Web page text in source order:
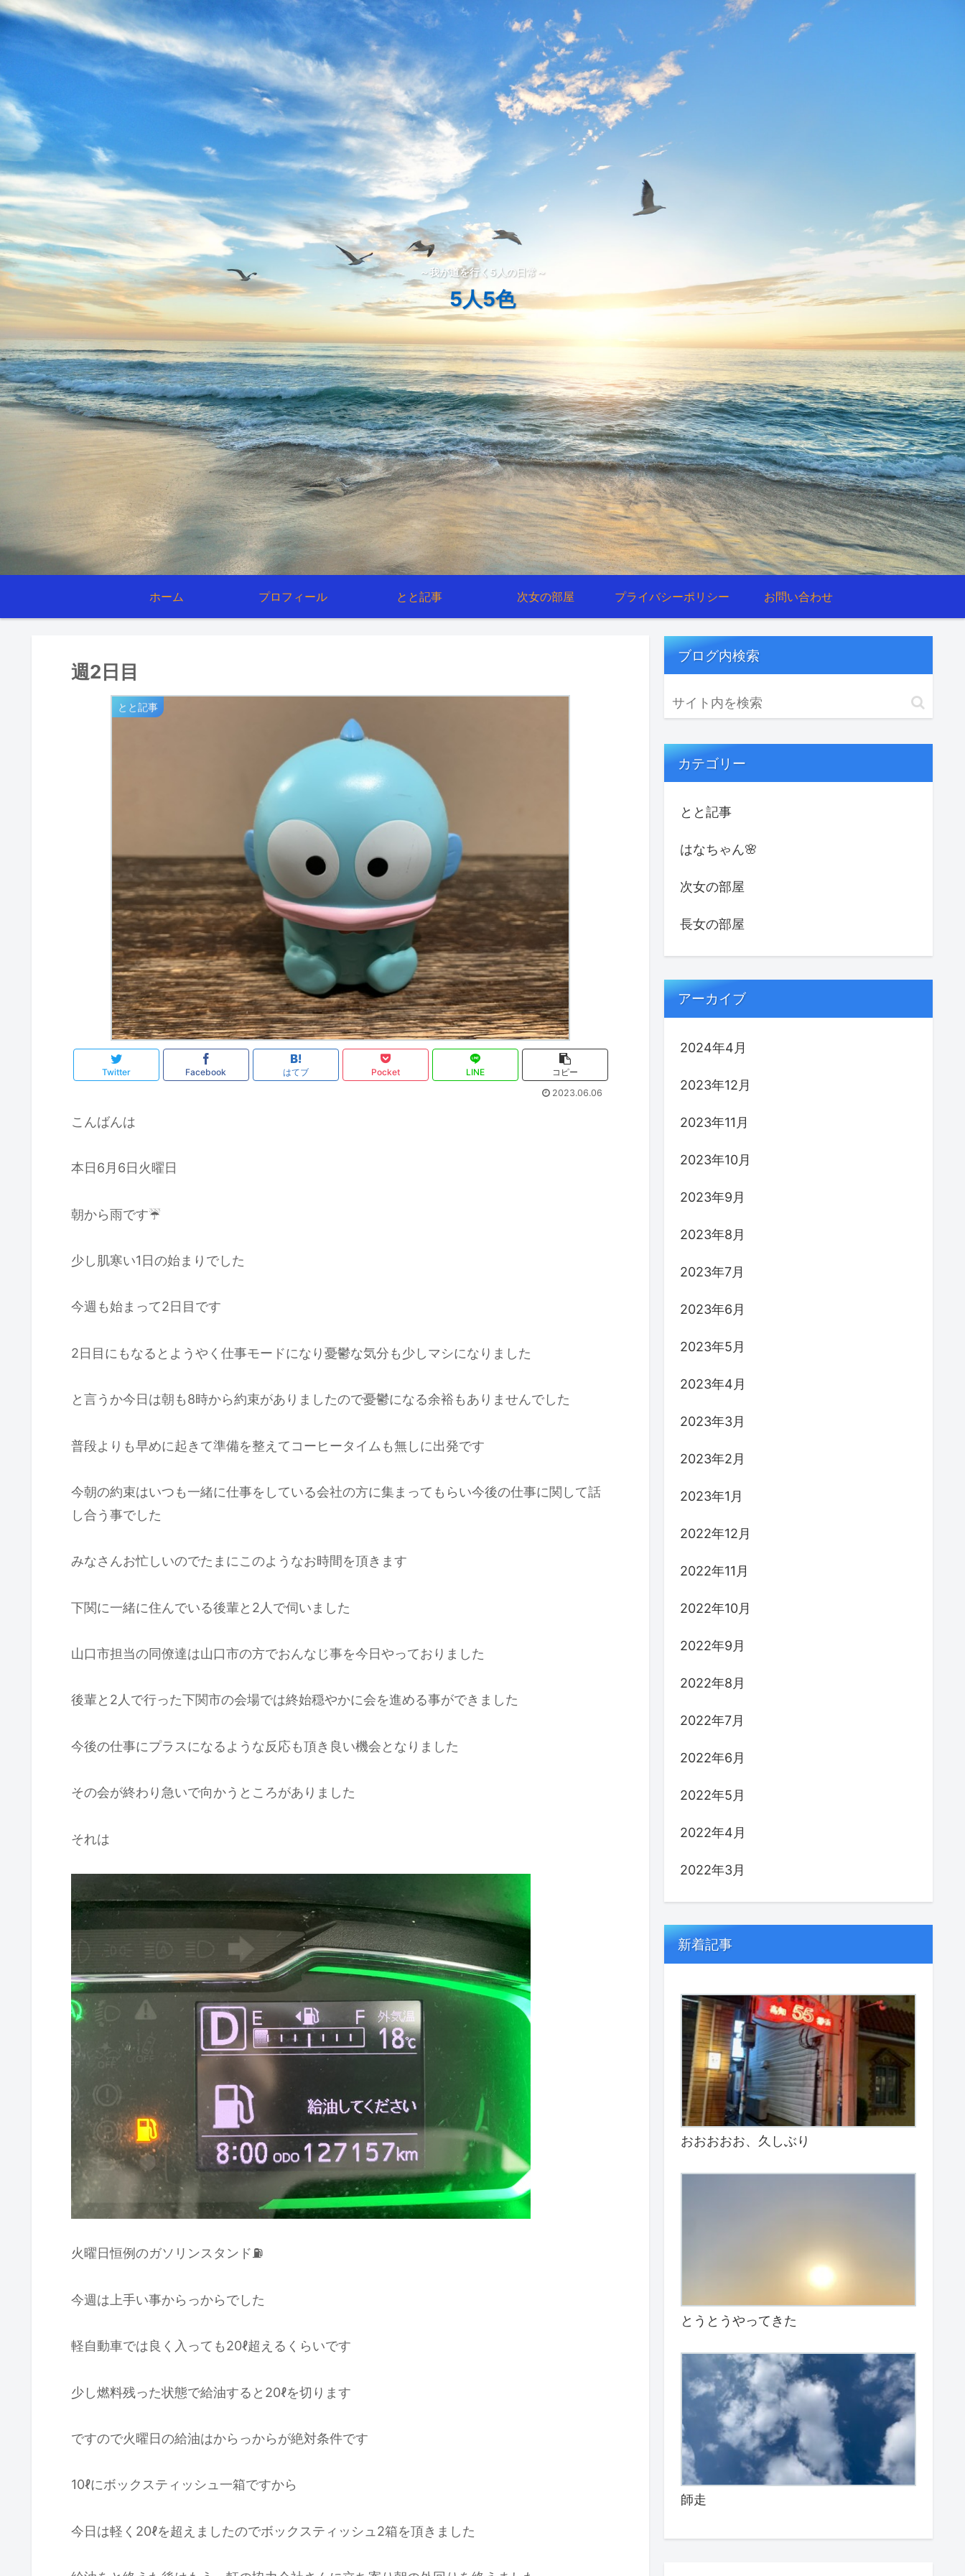
～我が道を行く5人の日常～
5人5色
ホーム プロフィール とと記事 次女の部屋 プライバシーポリシー お問い合わせ
週2日目
とと記事
Twitter Facebook はてブ Pocket LINE
コピー
2023.06.06
こんばんは
本日6月6日火曜日
朝から雨です☔️
少し肌寒い1日の始まりでした
今週も始まって2日目です
2日目にもなるとようやく仕事モードになり憂鬱な気分も少しマシになりました
と言うか今日は朝も8時から約束がありましたので憂鬱になる余裕もありませんでした
普段よりも早めに起きて準備を整えてコーヒータイムも無しに出発です
今朝の約束はいつも一緒に仕事をしている会社の方に集まってもらい今後の仕事に関して話
し合う事でした
みなさんお忙しいのでたまにこのようなお時間を頂きます
下関に一緒に住んでいる後輩と2人で伺いました
山口市担当の同僚達は山口市の方でおんなじ事を今日やっておりました
後輩と2人で行った下関市の会場では終始穏やかに会を進める事ができました
今後の仕事にプラスになるような反応も頂き良い機会となりました
その会が終わり急いで向かうところがありました
それは
火曜日恒例のガソリンスタンド⛽️
今週は上手い事からっからでした
軽自動車では良く入っても20ℓ超えるくらいです
少し燃料残った状態で給油すると20ℓを切ります
ですので火曜日の給油はからっからが絶対条件です
10ℓにボックスティッシュ一箱ですから
今日は軽く20ℓを超えましたのでボックスティッシュ2箱を頂きました
ブログ内検索
カテゴリー
とと記事
はなちゃん🌸
次女の部屋
長女の部屋
アーカイブ
2024年4月
2023年12月
2023年11月
2023年10月
2023年9月
2023年8月
2023年7月
2023年6月
2023年5月
2023年4月
2023年3月
2023年2月
2023年1月
2022年12月
2022年11月
2022年10月
2022年9月
2022年8月
2022年7月
2022年6月
2022年5月
2022年4月
2022年3月
新着記事
おおおおお、久しぶり
とうとうやってきた
師走